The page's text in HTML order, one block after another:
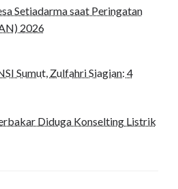
Setiadarma saat Peringatan
2026
Sumut, Zulfahri Siagian: 4
Diduga Konselting Listrik